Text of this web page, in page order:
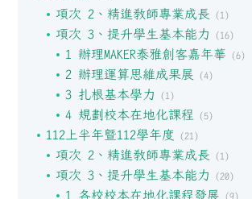
項次 2、精進教師專業成長 (1)
項次 3、提升學生基本能力 (16)
1 辦理MAKER泰雅創客嘉年華 (6)
2 辦理運算思維成果展 (4)
3 扎根基本學力 (1)
4 規劃校本在地化課程 (5)
112上半年暨112學年度 (21)
項次 2、精進教師專業成長 (1)
項次 3、提升學生基本能力 (20)
1 各校校本在地化課程發展 (9)